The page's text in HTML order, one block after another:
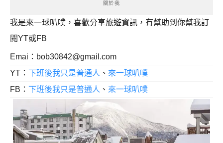
關於我
我是來一球叭噗，喜歡分享旅遊資訊，有幫助到你幫我訂
閱YT或FB
Emai： bob30842@gmail.com
YT： 下班後我只是普通人 、 來一球叭噗
FB： 下班後我只是普通人 、 來一球叭噗